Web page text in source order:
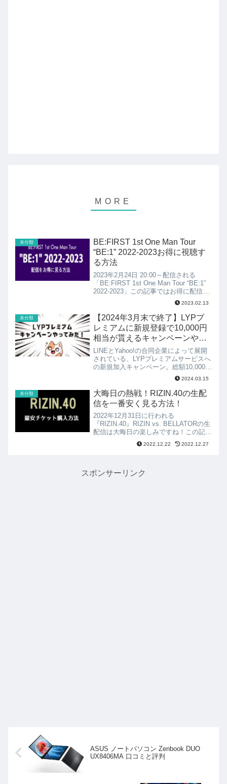
未分類
BE:FIRST 1st One Man Tour
“BE:1” 2022-2023お得に視聴す
る方法
2023年2月24日 20:00～配信される
「BE:FIRST 1st One Man Tour “BE:1”
2022-2023」この記事ではお得に配信を
見れる方法をご紹介します。配信日時：
2月24日(金) 20:30 開演見逃し配信期間 :
見逃し配信準備完了次第〜3月26
日 23:59まで会場：国立代々木競技場第
一体育館
2023.02.13
未分類
【2024年3月末で終了】LYPプ
レミアムに新規登録で10,000円
相当が貰えるキャンペーンやっ
てみました！
LINEとYahoo!の合同企業によって展開
されている、LYPプレミアムサービスへ
の新規加入キャンペーン。総額10,000円
分の特典「4,000 PayPayポイントと、
Yahoo!ショッピングでの使用できる
6,000円分クーポン（3,00...
2024.03.15
未分類
大晦日の熱戦！RIZIN.40の生配
信を一番安く見る方法！
2022年12月31日に行われる
『RIZIN.40』RIZIN vs. BELLATORの生
配信は大晦日の楽しみですね！この記事
では配信視聴用のチケットを一番安く購
入できる方法をお知らせします。
2022.12.22 2022.12.27
スポンサーリンク
ASUS ノートパソコン Zenbook DUO
UX8406MA 口コミと評判